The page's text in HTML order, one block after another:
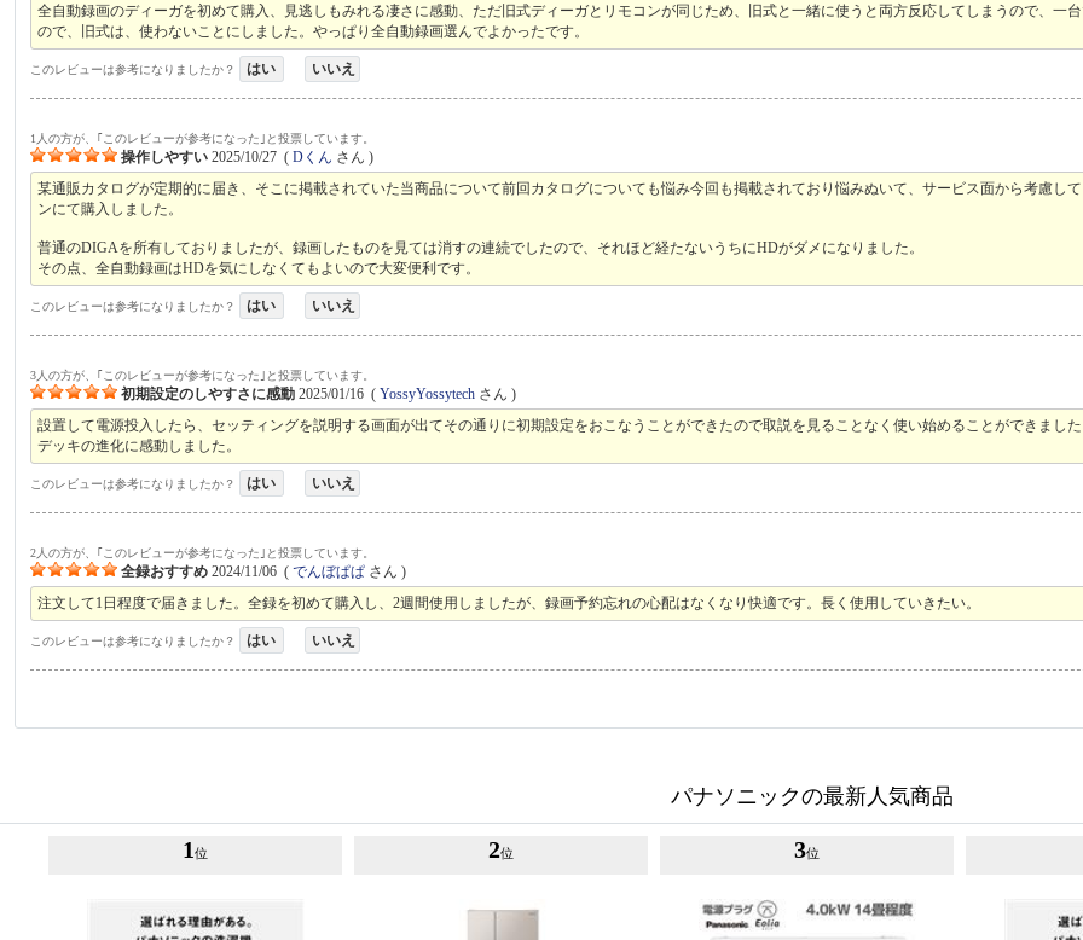
全自動録画のディーガを初めて購入、見逃しもみれる凄さに感動、ただ旧式ディーガとリモコンが同じため、旧式と一緒に使うと両方反応してしまうので、一
ので、旧式は、使わないことにしました。やっぱり全自動録画選んでよかったです。
このレビューは参考になりましたか？ はい いいえ
1人の方が、｢このレビューが参考になった｣と投票しています。
操作しやすい 2025/10/27 (Dくん さん )
某通販カタログが定期的に届き、そこに掲載されていた当商品について前回カタログについても悩み今回も掲載されており悩みぬいて、サービス面から考慮し
ンにて購入しました。
普通のDIGAを所有しておりましたが、録画したものを見ては消すの連続でしたので、それほど経たないうちにHDがダメになりました。
その点、全自動録画はHDを気にしなくてもよいので大変便利です。
このレビューは参考になりましたか？ はい いいえ
3人の方が、｢このレビューが参考になった｣と投票しています。
初期設定のしやすさに感動 2025/01/16 (YossyYossytech さん )
設置して電源投入したら、セッティングを説明する画面が出てその通りに初期設定をおこなうことができたので取説を見ることなく使い始めることができまし
デッキの進化に感動しました。
このレビューは参考になりましたか？ はい いいえ
2人の方が、｢このレビューが参考になった｣と投票しています。
全録おすすめ 2024/11/06 (でんぼぱぱ さん )
注文して1日程度で届きました。全録を初めて購入し、2週間使用しましたが、録画予約忘れの心配はなくなり快適です。長く使用していきたい。
このレビューは参考になりましたか？ はい いいえ
パナソニックの最新人気商品
1 位 2位 3位